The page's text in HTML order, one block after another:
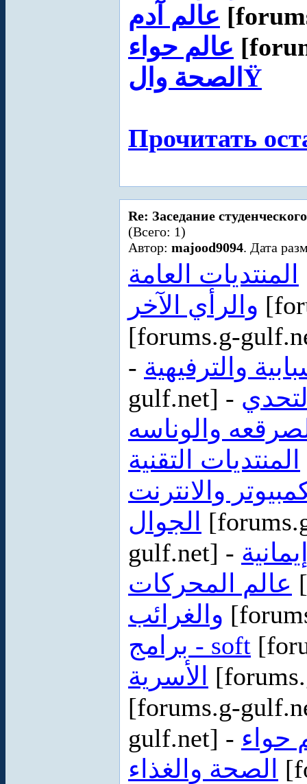
عالم آدم
عالم حواء
الصحة والŸ
Прочитать
Re: Заседание
(Всего: 1)
Автор: majood9094. Дата
المنتديات العامة
والرأي الآخر
[forums.g-
- والترفيهية
gulf.net] -
والوناسه
المنتديات التقنية
والانترنت
الجوال
gulf.net] -
عالم المحركات
والغرائب
برامج - soft
الأسرية
[forums.g-
gulf.net] - حواء
الصحة والغذاء